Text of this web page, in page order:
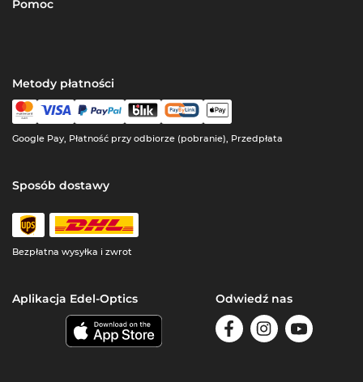
Pomoc
Metody płatności
Google Pay, Płatność przy odbiorze (pobranie), Przedpłata
Sposób dostawy
Bezpłatna wysyłka i zwrot
Aplikacja Edel-Optics Odwiedź nas